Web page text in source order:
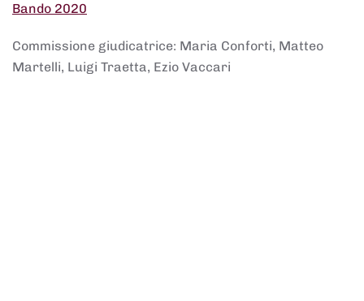
Bando 2020
Commissione giudicatrice: Maria Conforti, Matteo
Martelli, Luigi Traetta, Ezio Vaccari